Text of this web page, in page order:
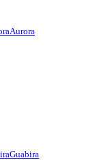
Aurora
Guabira